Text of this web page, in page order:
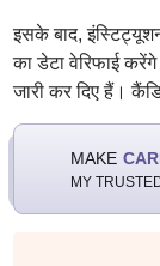
इसके बाद,
का डेटा वेरिफाई
जारी कर दिए हैं।
MAKE
MY